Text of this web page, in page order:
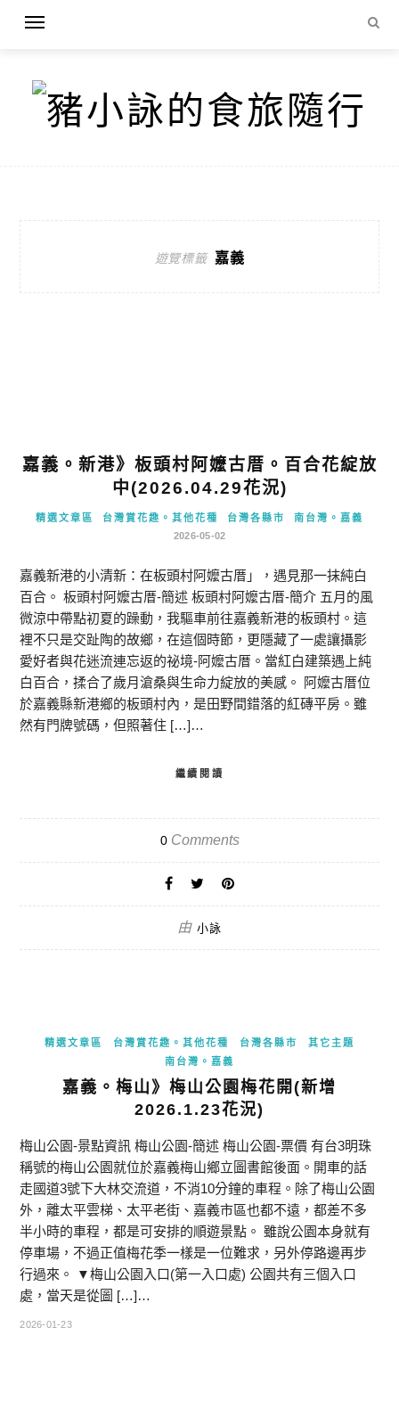
遊覽標籤 嘉義
嘉義。新港》板頭村阿嬤古厝。百合花綻放
中(2026.04.29花況)
精選文章區 台灣賞花趣。其他花種 台灣各縣市
南台灣。嘉義
2026-05-02
嘉義新港的小清新：在板頭村阿嬤古厝」，遇見那一抹純白
百合。 板頭村阿嬤古厝-簡述 板頭村阿嬤古厝-簡介 五月的風
微涼中帶點初夏的躁動，我驅車前往嘉義新港的板頭村。這
裡不只是交趾陶的故鄉，在這個時節，更隱藏了一處讓攝影
愛好者與花迷流連忘返的祕境-阿嬤古厝。當紅白建築遇上純
白百合，揉合了歲月滄桑與生命力綻放的美感。 阿嬤古厝位
於嘉義縣新港鄉的板頭村內，是田野間錯落的紅磚平房。雖
然有門牌號碼，但照著住 […]…
繼續閱讀
0Comments
由 小詠
精選文章區 台灣賞花趣。其他花種 台灣各縣市
其它主題
南台灣。嘉義
嘉義。梅山》梅山公園梅花開(新增
2026.1.23花況)
梅山公園-景點資訊 梅山公園-簡述 梅山公園-票價 有台3明珠
稱號的梅山公園就位於嘉義梅山鄉立圖書館後面。開車的話
走國道3號下大林交流道，不消10分鐘的車程。除了梅山公園
外，離太平雲梯、太平老街、嘉義市區也都不遠，都差不多
半小時的車程，都是可安排的順遊景點。 雖說公園本身就有
停車場，不過正值梅花季一樣是一位難求，另外停路邊再步
行過來。 ▼梅山公園入口(第一入口處) 公園共有三個入口
處，當天是從圖 […]…
2026-01-23